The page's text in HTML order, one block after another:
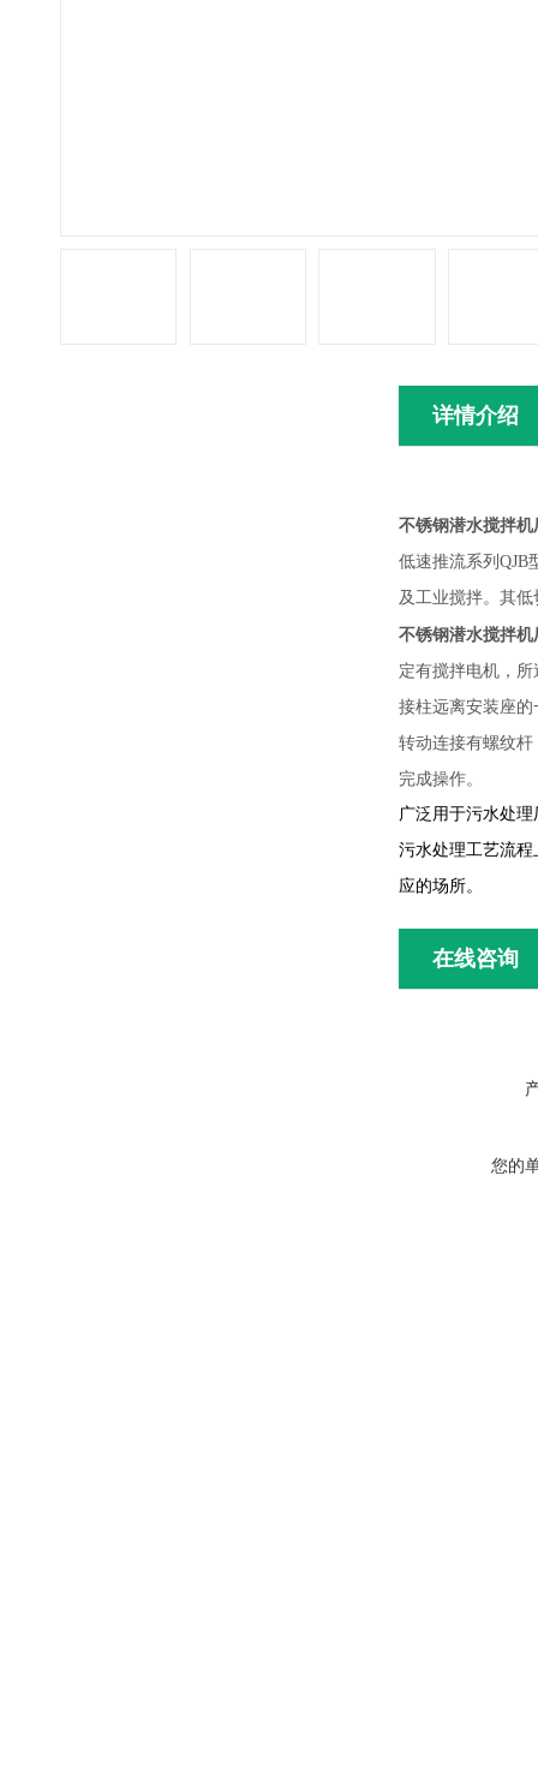
详情介绍
不锈钢潜水搅拌机
低速推流系列 QJB
及工业搅拌。其
不锈钢潜水搅拌机
定有搅拌电机，
接柱远离安装座
转动连接有螺纹
完成操作。
广泛用于污水处
污水处理工艺流
应的场所。
在线咨询
您的